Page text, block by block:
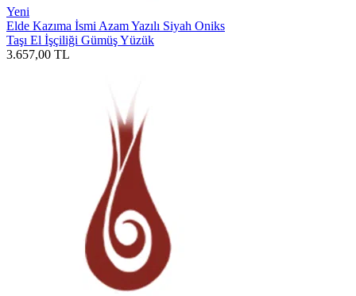
Yeni
Elde Kazıma İsmi Azam Yazılı Siyah Oniks
Taşı El İşçiliği Gümüş Yüzük
3.657,00 TL